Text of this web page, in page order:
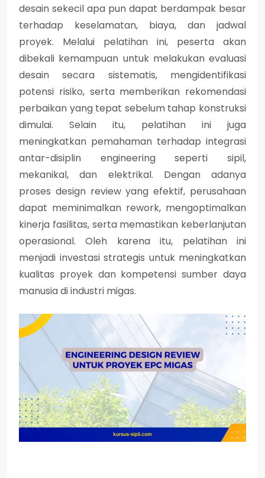
desain sekecil apa pun dapat berdampak besar
terhadap keselamatan, biaya, dan jadwal
proyek. Melalui pelatihan ini, peserta akan
dibekali kemampuan untuk melakukan evaluasi
desain secara sistematis, mengidentifikasi
potensi risiko, serta memberikan rekomendasi
perbaikan yang tepat sebelum tahap konstruksi
dimulai. Selain itu, pelatihan ini juga
meningkatkan pemahaman terhadap integrasi
antar-disiplin engineering seperti sipil,
mekanikal, dan elektrikal. Dengan adanya
proses design review yang efektif, perusahaan
dapat meminimalkan rework, mengoptimalkan
kinerja fasilitas, serta memastikan keberlanjutan
operasional. Oleh karena itu, pelatihan ini
menjadi investasi strategis untuk meningkatkan
kualitas proyek dan kompetensi sumber daya
manusia di industri migas.